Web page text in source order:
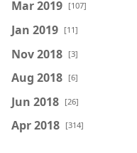
Mar 2019 [107]
Jan 2019 [11]
Nov 2018 [3]
Aug 2018 [6]
Jun 2018 [26]
Apr 2018 [314]